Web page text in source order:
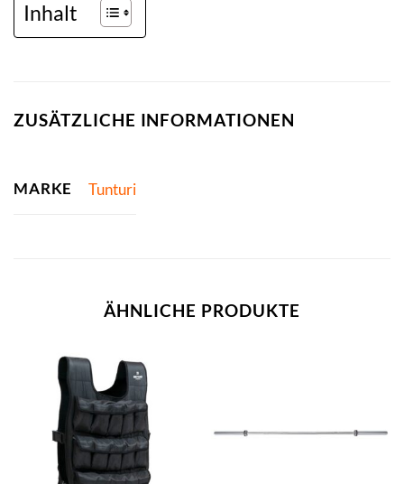
Inhalt
ZUSÄTZLICHE INFORMATIONEN
MARKE Tunturi
ÄHNLICHE PRODUKTE